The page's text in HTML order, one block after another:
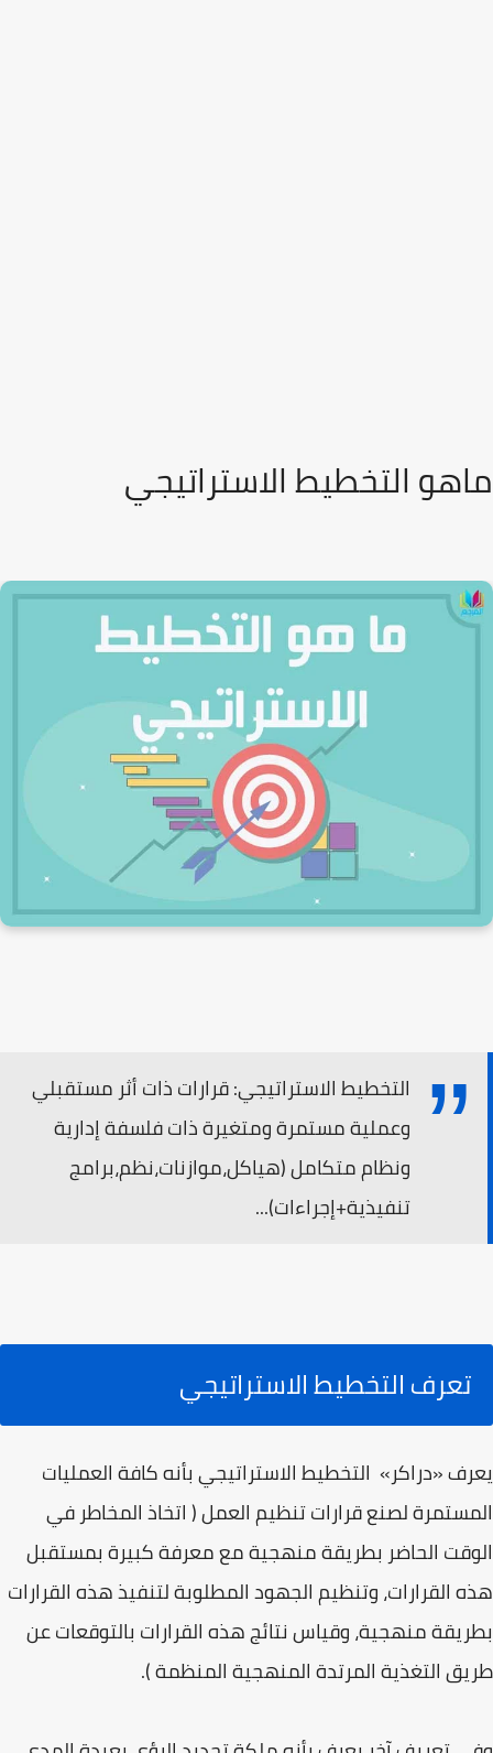
ماهو التخطيط الاستراتيجي
التخطيط الاستراتيجي: قرارات ذات أثر مستقبلي
وعملية مستمرة ومتغيرة ذات فلسفة إدارية
ونظام متكامل (هياكل،موازنات،نظم،برامج
تنفيذية+إجراءات)...
تعرف التخطيط الاستراتيجي
يعرف «دراكر» التخطيط الاستراتيجي بأنه كافة العمليات
المستمرة لصنع قرارات تنظيم العمل ( اتخاذ المخاطر في
الوقت الحاضر بطريقة منهجية مع معرفة كبيرة بمستقبل
هذه القرارات، وتنظيم الجهود المطلوبة لتنفيذ هذه القرارات
بطريقة منهجية، وقياس نتائج هذه القرارات بالتوقعات عن
طريق التغذية المرتدة المنهجية المنظمة ).